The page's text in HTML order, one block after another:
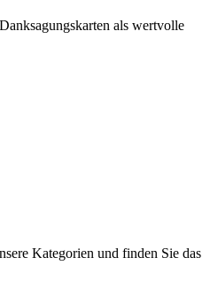
als wertvolle
Kategorien und finden Sie das